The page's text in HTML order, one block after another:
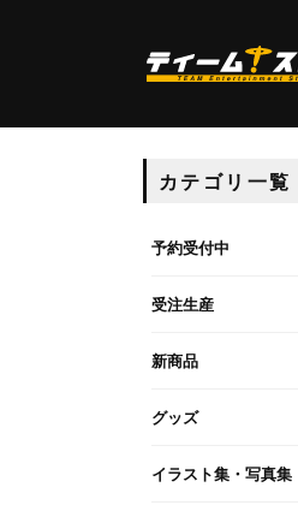
カテゴリ一覧
予約受付中
受注生産
新商品
グッズ
イラスト集・写真集